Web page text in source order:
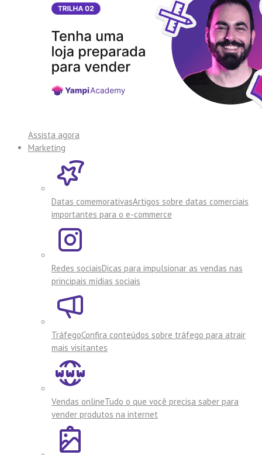
Assista agora
Marketing
Datas comemorativasArtigos sobre datas comerciais
importantes para o e-commerce
Redes sociaisDicas para impulsionar as vendas nas
principais mídias sociais
TráfegoConfira conteúdos sobre tráfego para atrair
mais visitantes
Vendas onlineTudo o que você precisa saber para
vender produtos na internet